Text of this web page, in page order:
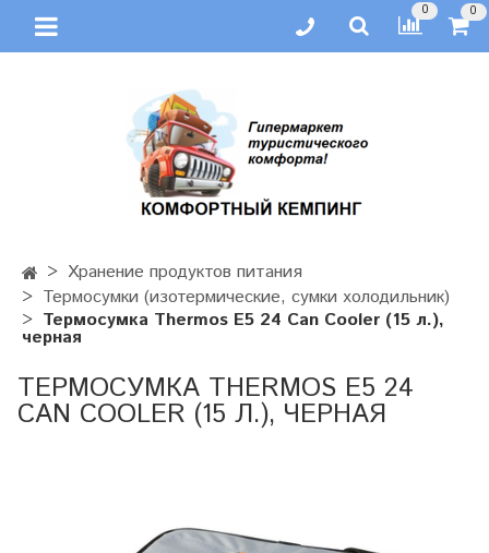
0 0
Хранение продуктов питания
Термосумки (изотермические, сумки холодильник)
Термосумка Thermos E5 24 Can Cooler (15 л.),
черная
ТЕРМОСУМКА THERMOS E5 24
CAN COOLER (15 Л.), ЧЕРНАЯ